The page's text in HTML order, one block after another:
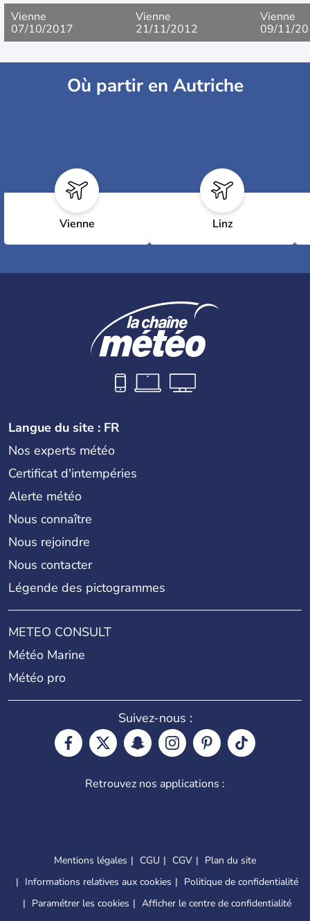
Vienne
07/10/2017
Vienne
21/11/2012
Vienne
09/11/
Où partir en Autriche
Vienne Linz
Langue du site : FR
Nos experts météo
Certificat d'intempéries
Alerte météo
Nous connaître
Nous rejoindre
Nous contacter
Légende des pictogrammes
METEO CONSULT
Météo Marine
Météo pro
Suivez-nous :
Retrouvez nos applications :
Mentions légales CGU CGV
Plan du site
Informations relatives aux cookies
Politique de confidentialité
Paramétrer les cookies
Afficher le centre de confidentialité